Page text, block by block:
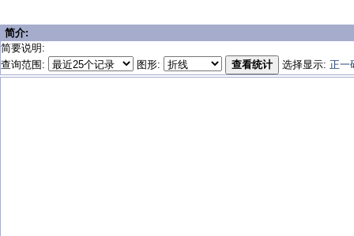
简介:
简要说明:
查询范围:
图形: 查看统计 选择显示: 正一